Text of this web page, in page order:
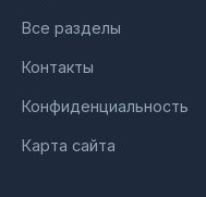
Все разделы
Контакты
Конфиденциальность
Карта сайта